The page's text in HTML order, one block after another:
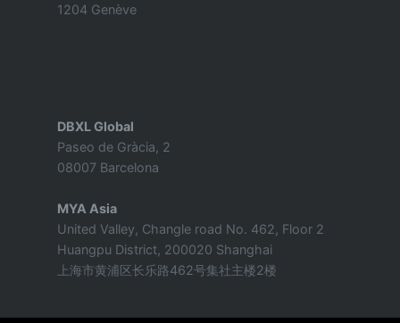
1204 Genève
DBXL Global
Paseo de Gràcia, 2
08007 Barcelona
MYA Asia
United Valley, Changle road No. 462, Floor 2
Huangpu District, 200020 Shanghai
上海市黄浦区长乐路462号集社主楼2楼